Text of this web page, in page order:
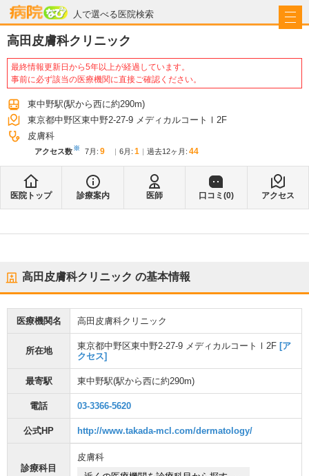
人で選べる医院検索
病院なび
高田皮膚科クリニック
最終情報更新日から5年以上が経過しています。
事前に必ず該当の医療機関に直接ご確認ください。
東中野駅(駅から西に約290m)
東京都中野区東中野2-27-9 メディカルコートⅠ2F
皮膚科
アクセス数※ 7月 : 9 6月 : 1 過去12ヶ月: 44
医院トップ 診療案内 医師 口コミ(0) アクセス
高田皮膚科クリニック の基本情報
医療機関名 高田皮膚科クリニック
所在地 東京都中野区東中野2-27-9 メディカルコートⅠ2F [ア
クセス]
最寄駅 東中野駅(駅から西に約290m)
電話 03-3366-5620
公式HP http://www.takada-mcl.com/dermatology/
診療科目
皮膚科